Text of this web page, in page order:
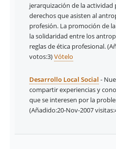
jerarquización de la actividad
derechos que asisten al
profesión. La promoción de
la solidaridad entre los
reglas de ética profesional.
votos:3)Vótelo
Desarrollo Local Social -
compartir experiencias y
que se interesen por la
(Añadido:20-Nov-2007